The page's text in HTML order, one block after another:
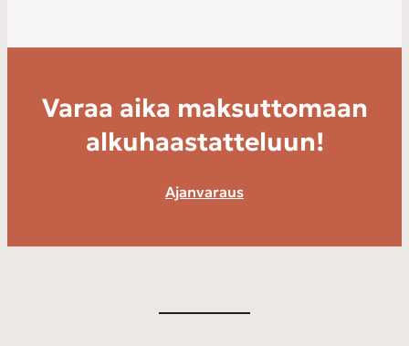
Varaa aika maksuttomaan
alkuhaastatteluun!
Ajanvaraus